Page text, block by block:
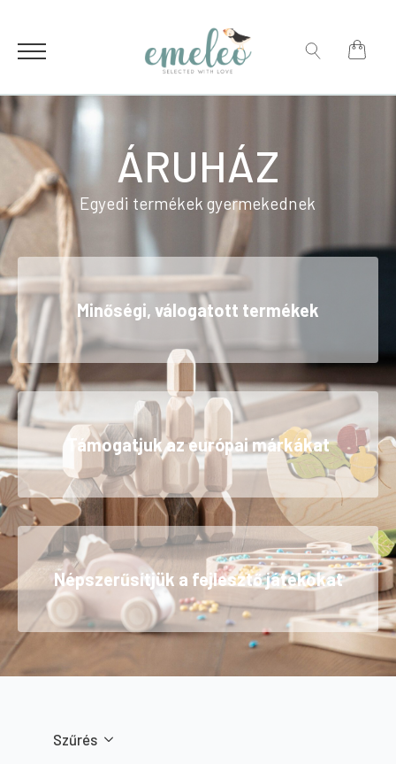
ÁRUHÁZ
Egyedi termékek gyermekednek
Minőségi, válogatott termékek
Támogatjuk az európai márkákat
Népszerűsítjük a fejlesztő játékokat
Szűrés